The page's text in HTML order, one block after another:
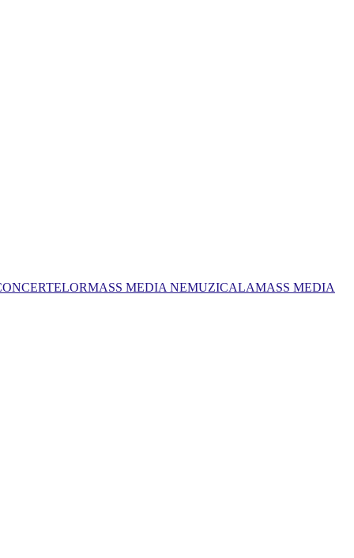
MASS MEDIA NEMUZICALAMASS MEDIA